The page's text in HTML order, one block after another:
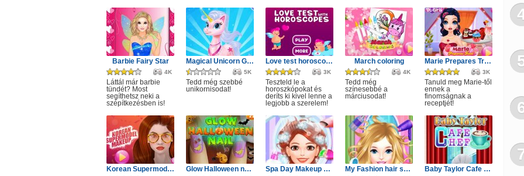
Barbie Fairy Star
4K
Láttál már barbie
tündét? Most
segíthetsz neki a
szépítkezésben is!
Magical Unicorn Grooming World
5K
Tedd még szebbé
unikornisodat!
Love test horoscopes
3K
Teszteld le a
horoszkópokat és
deríts ki kivel lenne a
legjobb a szerelem!
March coloring
4K
Tedd még
színesebbé a
márciusodat!
Marie Prepares Treat
3K
Tanuld meg Marie-től
ennek a
finomságnak a
receptjét!
Korean Supermodel Makeup Glow Halloween nails polish Spa Day Makeup Artist My Fashion hair salon Baby Taylor Cafe Chef